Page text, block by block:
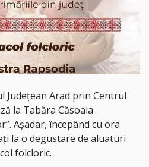
Județean Arad prin Centrul
la Tabăra Căsoaia
Așadar, începând cu ora
la o degustare de aluaturi
folcloric.